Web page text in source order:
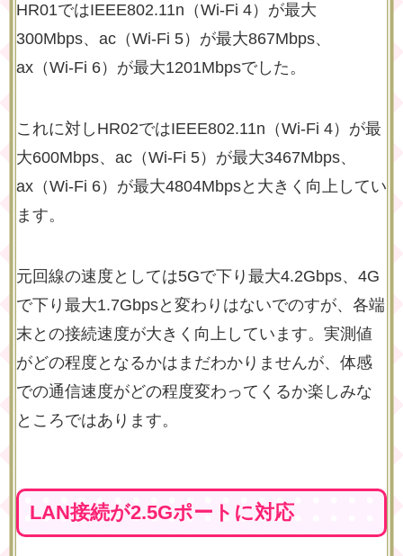
HR01ではIEEE802.11n（Wi-Fi 4）が最大
300Mbps、ac（Wi-Fi 5）が最大867Mbps、
ax（Wi-Fi 6）が最大1201Mbpsでした。
これに対しHR02ではIEEE802.11n（Wi-Fi 4）が最
大600Mbps、ac（Wi-Fi 5）が最大3467Mbps、
ax（Wi-Fi 6）が最大4804Mbpsと大きく向上してい
ます。
元回線の速度としては5Gで下り最大4.2Gbps、4G
で下り最大1.7Gbpsと変わりはないでのすが、各端
末との接続速度が大きく向上しています。実測値
がどの程度となるかはまだわかりませんが、体感
での通信速度がどの程度変わってくるか楽しみな
ところではあります。
LAN接続が2.5Gポートに対応